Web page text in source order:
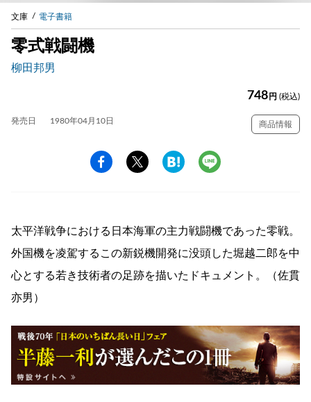
文庫 電子書籍
零式戦闘機
柳田邦男
748 円 (税込)
発売日 1980年04月10日 商品情報
太平洋戦争における日本海軍の主力戦闘機であった零戦。
外国機を凌駕するこの新鋭機開発に没頭した堀越二郎を中
心とする若き技術者の足跡を描いたドキュメント。（佐貫
亦男）